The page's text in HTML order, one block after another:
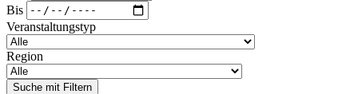
Bis
Veranstaltungstyp
Region
Suche mit Filtern